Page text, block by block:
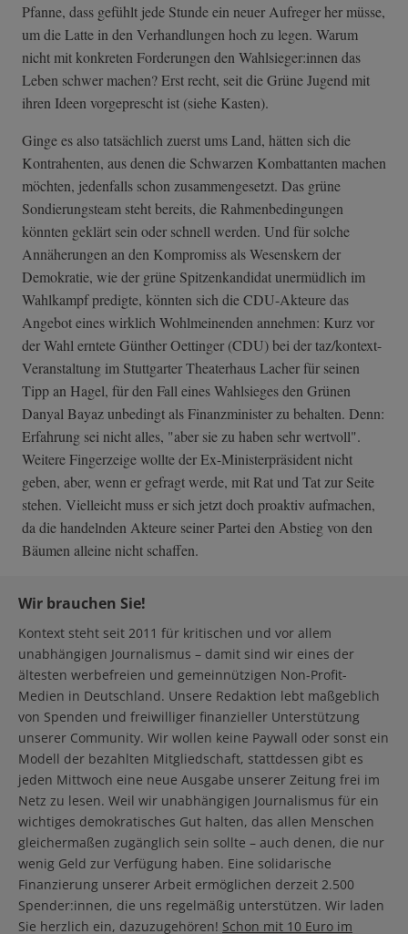
Pfanne, dass gefühlt jede Stunde ein neuer Aufreger her müsse,
um die Latte in den Verhandlungen hoch zu legen. Warum
nicht mit konkreten Forderungen den Wahlsieger:innen das
Leben schwer machen? Erst recht, seit die Grüne Jugend mit
ihren Ideen vorgeprescht ist (siehe Kasten).
Ginge es also tatsächlich zuerst ums Land, hätten sich die
Kontrahenten, aus denen die Schwarzen Kombattanten machen
möchten, jedenfalls schon zusammengesetzt. Das grüne
Sondierungsteam steht bereits, die Rahmenbedingungen
könnten geklärt sein oder schnell werden. Und für solche
Annäherungen an den Kompromiss als Wesenskern der
Demokratie, wie der grüne Spitzenkandidat unermüdlich im
Wahlkampf predigte, könnten sich die CDU-Akteure das
Angebot eines wirklich Wohlmeinenden annehmen: Kurz vor
der Wahl erntete Günther Oettinger (CDU) bei der taz/kontext-
Veranstaltung im Stuttgarter Theaterhaus Lacher für seinen
Tipp an Hagel, für den Fall eines Wahlsieges den Grünen
Danyal Bayaz unbedingt als Finanzminister zu behalten. Denn:
Erfahrung sei nicht alles, "aber sie zu haben sehr wertvoll".
Weitere Fingerzeige wollte der Ex-Ministerpräsident nicht
geben, aber, wenn er gefragt werde, mit Rat und Tat zur Seite
stehen. Vielleicht muss er sich jetzt doch proaktiv aufmachen,
da die handelnden Akteure seiner Partei den Abstieg von den
Bäumen alleine nicht schaffen.
Wir brauchen Sie!
Kontext steht seit 2011 für kritischen und vor allem
unabhängigen Journalismus – damit sind wir eines der
ältesten werbefreien und gemeinnützigen Non-Profit-
Medien in Deutschland. Unsere Redaktion lebt maßgeblich
von Spenden und freiwilliger finanzieller Unterstützung
unserer Community. Wir wollen keine Paywall oder sonst ein
Modell der bezahlten Mitgliedschaft, stattdessen gibt es
jeden Mittwoch eine neue Ausgabe unserer Zeitung frei im
Netz zu lesen. Weil wir unabhängigen Journalismus für ein
wichtiges demokratisches Gut halten, das allen Menschen
gleichermaßen zugänglich sein sollte – auch denen, die nur
wenig Geld zur Verfügung haben. Eine solidarische
Finanzierung unserer Arbeit ermöglichen derzeit 2.500
Spender:innen, die uns regelmäßig unterstützen. Wir laden
Sie herzlich ein, dazuzugehören! Schon mit 10 Euro im